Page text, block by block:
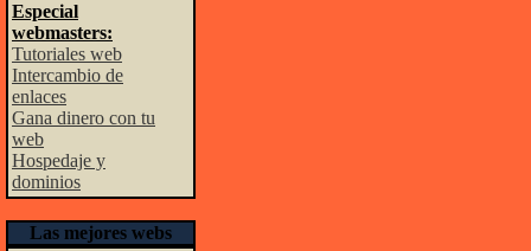
Especial
webmasters:
Tutoriales web
Intercambio de
enlaces
Gana dinero con tu
web
Hospedaje y
dominios
Las mejores webs